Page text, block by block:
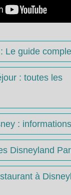
Le guide
: toutes les
: informations
Disneyland
à